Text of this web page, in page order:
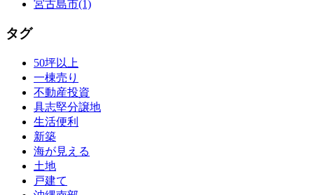
宮古島市(1)
タグ
50坪以上
一棟売り
不動産投資
具志堅分譲地
生活便利
新築
海が見える
土地
戸建て